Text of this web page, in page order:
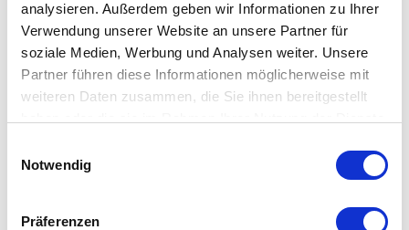
analysieren. Außerdem geben wir Informationen zu Ihrer
Verwendung unserer Website an unsere Partner für
soziale Medien, Werbung und Analysen weiter. Unsere
Partner führen diese Informationen möglicherweise mit
weiteren Daten zusammen, die Sie ihnen bereitgestellt
Datenschutzerklärung
Notwendig
Präferenzen
Der Zone Denmark - Nova Seifenspender ist
Teil der Nova Badeserie
Der Zone Denmark - Nova Seifenspender ist Teil der
Zahnbürstenhalter bietet. Die Serie ist in mehreren Farben
können. Durch die Kombination verschiedener Produkte der